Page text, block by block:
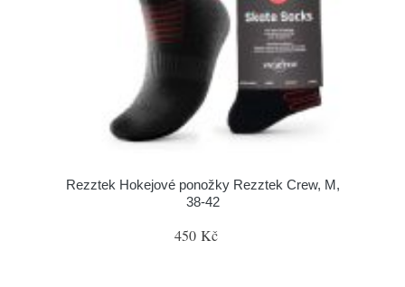
Rezztek Hokejové ponožky Rezztek Crew, M,
38-42
450 Kč